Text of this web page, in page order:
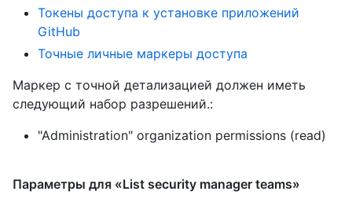
Токены доступа к установке приложений
GitHub
Точные личные маркеры доступа
Маркер с точной детализацией должен иметь
следующий набор разрешений.:
"Administration" organization permissions (read)
Параметры для «List security manager teams»